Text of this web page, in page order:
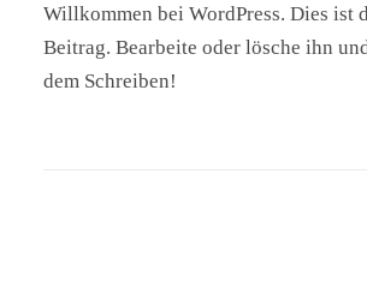
Willkommen bei WordPress. Dies ist
Beitrag. Bearbeite oder lösche ihn
dem Schreiben!